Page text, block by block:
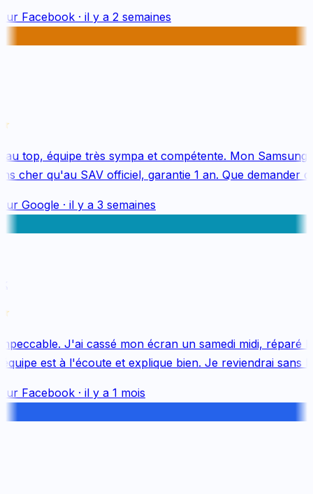
Facebook· il y a 2 semaines
top, équipe très sympa et compétente. Mon Samsung
cher qu'au SAV officiel, garantie 1 an. Que demander de
Google· il y a 3 semaines
J'ai cassé mon écran un samedi midi, réparé le
est à l'écoute et explique bien. Je reviendrai sans
Facebook· il y a 1 mois